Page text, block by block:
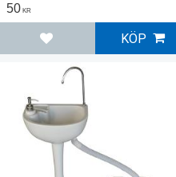
50 KR
Lägg till i favoriter
KÖP